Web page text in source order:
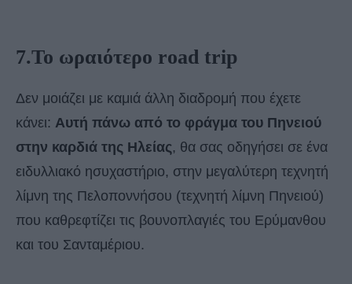
7.Το ωραιότερο road trip
Δεν μοιάζει με καμιά άλλη διαδρομή που έχετε
κάνει: Αυτή πάνω από το φράγμα του Πηνειού
στην καρδιά της Ηλείας, θα σας οδηγήσει σε ένα
ειδυλλιακό ησυχαστήριο, στην μεγαλύτερη τεχνητή
λίμνη της Πελοποννήσου (τεχνητή λίμνη Πηνειού)
που καθρεφτίζει τις βουνοπλαγιές του Ερύμανθου
και του Σανταμέριου.